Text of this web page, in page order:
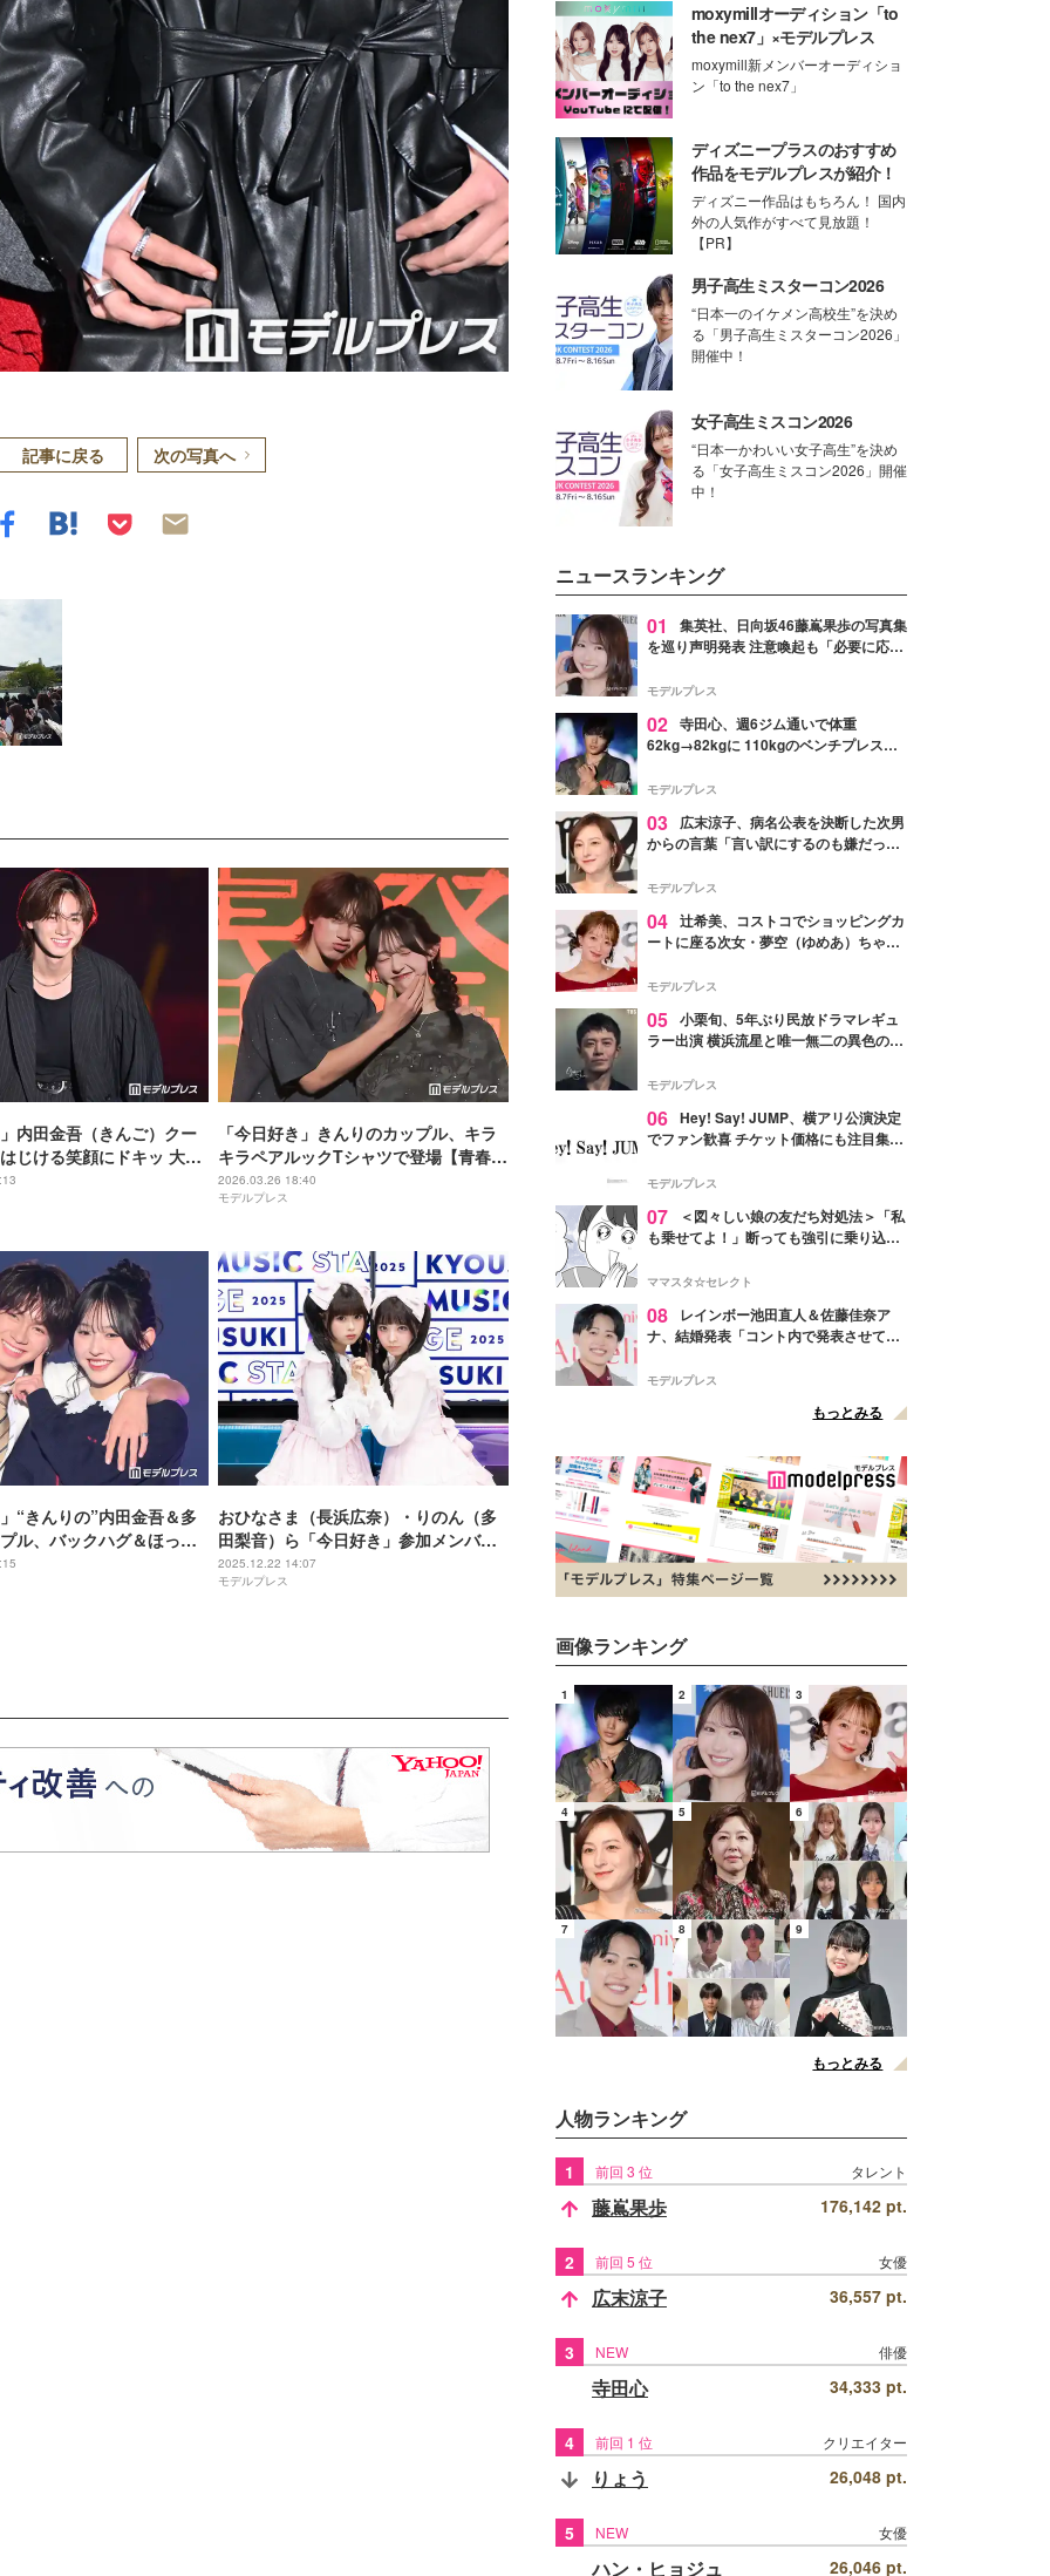
記事に戻る 次の写真へ
内田金吾（きんご）クー
じける笑顔にドキッ 大人
コーデに会場沸く【超十
「今日好き」きんりのカップル、キラ
キラペアルックTシャツで登場【青春祭
2026】
2026.03.26 18:40
モデルプレス
“きんりの”内⽥⾦吾＆多
ル、バックハグ＆ほっぺ
ブランウェイ 腕組みで仲
おひなさま（長浜広奈）・りのん（多
田梨音）ら「今日好き」参加メンバ
ー、2025ヒットソング披露
「KYOUSUKI MUSIC STAGE」放送決
2025.12.22 14:07
モデルプレス
moxymillオーディション「to
the nex7」×モデルプレス
moxymill新メンバーオーディショ
ン「to the nex7」
ディズニープラスのおすすめ
作品をモデルプレスが紹介！
ディズニー作品はもちろん！ 国内
外の人気作がすべて見放題！
【PR】
男子高生ミスターコン2026
“日本一のイケメン高校生”を決め
る「男子高生ミスターコン2026」
開催中！
女子高生ミスコン2026
“日本一かわいい女子高生”を決め
る「女子高生ミスコン2026」開催
中！
ニュースランキング
01
集英社、日向坂46藤嶌果歩の写真集
を巡り声明発表 注意喚起も「必要に応じ
モデルプレス
02 寺田心、週6ジム通いで体重
62kg→82kgに 110kgのベンチプレス持
「かっこいい」と反響
モデルプレス
03
広末涼子、病名公表を決断した次男
からの言葉「言い訳にするのも嫌だっ
モデルプレス
04 辻希美、コストコでショッピングカ
ートに座る次女・夢空（ゆめあ）ちゃん
ぎ」「成長を感じる」の声
モデルプレス
05 小栗旬、5年ぶり民放ドラマレギュ
ラー出演 横浜流星と唯一無二の異色のバ
モデルプレス
06 Hey! Say! JUMP、横アリ公演決定
でファン歓喜 チケット価格にも注目集ま
モデルプレス
07
＜図々しい娘の友だち対処法＞「私
も乗せてよ！」断っても強引に乗り込ん
ママスタ☆セレクト
08
レインボー池田直人＆佐藤佳奈ア
ナ、結婚発表「コント内で発表させてい
点変更のため
モデルプレス
もっとみる
画像ランキング
1 2 3
4 5 6
7 8 9
もっとみる
人物ランキング
1 前回 3 位 タレント
藤嶌果歩 176,142 pt.
2 前回 5 位 女優
広末涼子 36,557 pt.
3 NEW 俳優
寺田心 34,333 pt.
4 前回 1 位 クリエイター
りょう 26,048 pt.
5 NEW 女優
ハン・ヒョジュ 26,046 pt.